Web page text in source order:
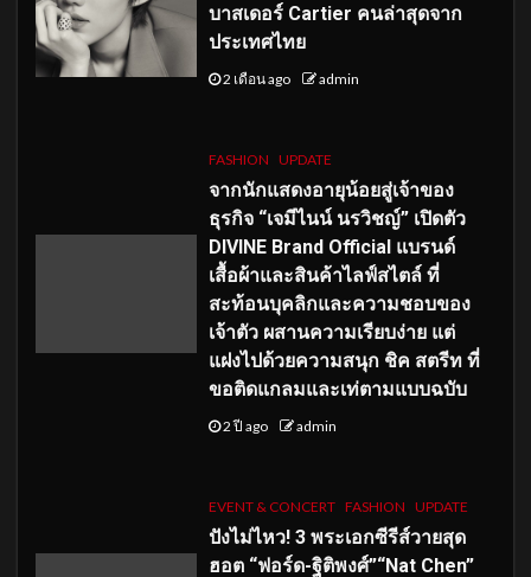
บาสเดอร์ Cartier คนล่าสุดจาก
ประเทศไทย
2 เดือน ago admin
FASHION UPDATE
จากนักแสดงอายุน้อยสู่เจ้าของ
ธุรกิจ “เจมีไนน์ นรวิชญ์” เปิดตัว
DIVINE Brand Official แบรนด์
เสื้อผ้าและสินค้าไลฟ์สไตล์ ที่
สะท้อนบุคลิกและความชอบของ
เจ้าตัว ผสานความเรียบง่าย แต่
แฝงไปด้วยความสนุก ชิค สตรีท ที่
ขอติดแกลมและเท่ตามแบบฉบับ
2 ปี ago admin
EVENT & CONCERT FASHION UPDATE
ปังไม่ไหว! 3 พระเอกซีรีส์วายสุด
ฮอต “ฟอร์ด-ฐิติพงศ์”“Nat Chen”